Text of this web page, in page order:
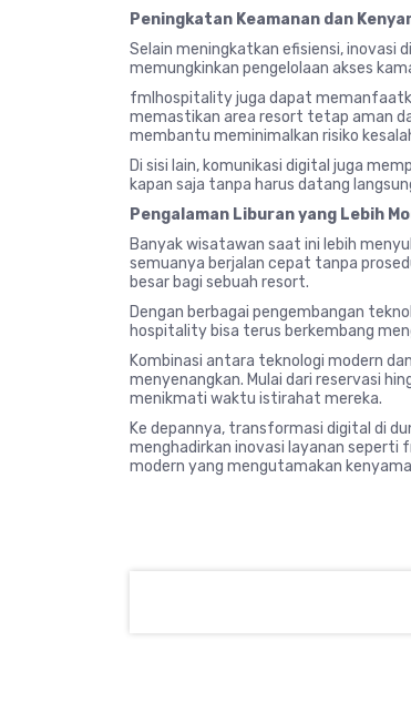
Peningkatan Keamanan dan
Selain meningkatkan efisiensi, inovasi
memungkinkan pengelolaan akses
fmlhospitality juga dapat
memastikan area resort tetap aman
membantu meminimalkan risiko
Di sisi lain, komunikasi digital juga
kapan saja tanpa harus datang
Pengalaman Liburan yang Lebih
Banyak wisatawan saat ini lebih
semuanya berjalan cepat tanpa
besar bagi sebuah resort.
Dengan berbagai pengembangan
hospitality bisa terus berkembang
Kombinasi antara teknologi modern
menyenangkan. Mulai dari reservasi
menikmati waktu istirahat mereka.
Ke depannya, transformasi digital di
menghadirkan inovasi layanan
modern yang mengutamakan